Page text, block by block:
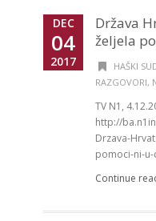
DEC
04
2017
Država
željela
HAŠKI
RAZGOVORI,
TV N1,
http://
Drzava-
pomoci-ni-u-
Continue